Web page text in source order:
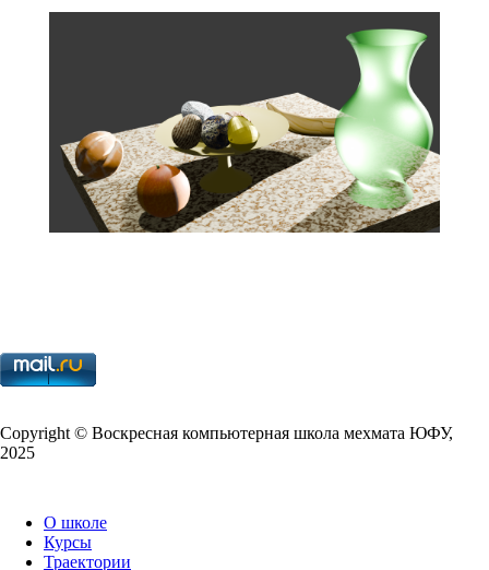
Copy­right © Воскресная компьютерная школа мехмата ЮФУ,
2025
О школе
Курсы
Траектории